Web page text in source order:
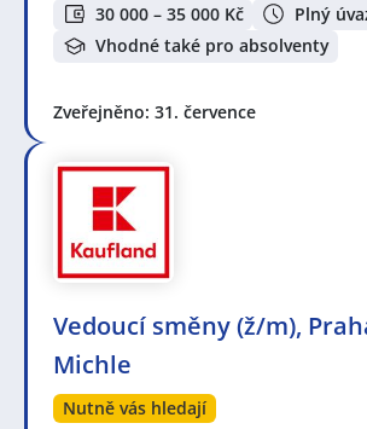
30 000 – 35 000 Kč
Plný
Vhodné také pro absolventy
Zveřejněno: 31. července
Vedoucí směny (ž/m),
Michle
Nutně vás hledají